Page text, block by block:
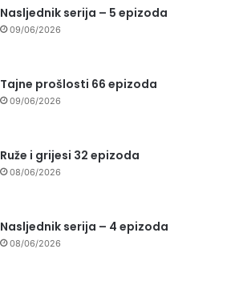
Nasljednik serija – 5 epizoda
09/06/2026
Tajne prošlosti 66 epizoda
09/06/2026
Ruže i grijesi 32 epizoda
08/06/2026
Nasljednik serija – 4 epizoda
08/06/2026